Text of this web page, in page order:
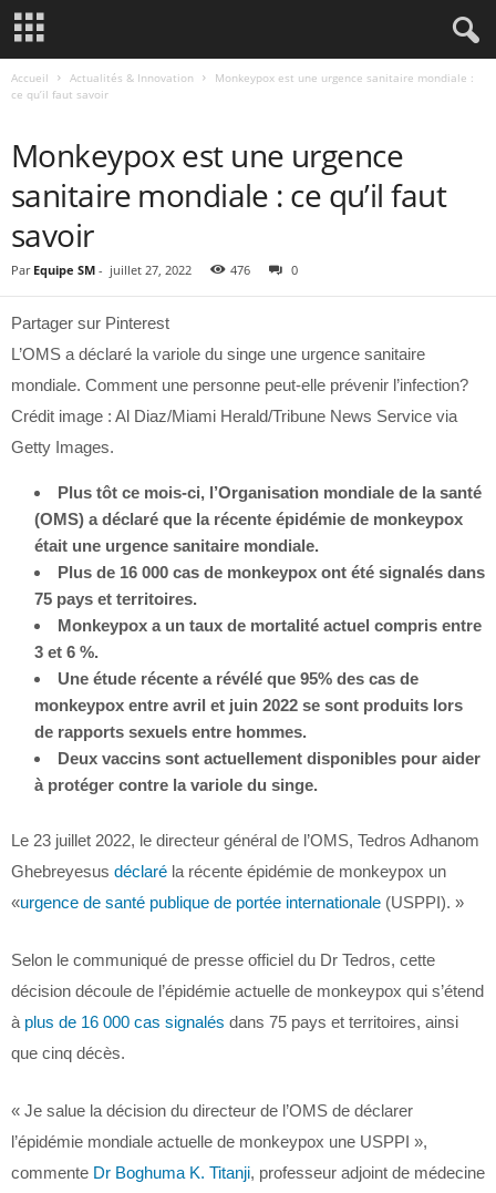
Accueil Actualités & Innovation
Monkeypox est une urgence sanitaire mondiale :
ce qu’il faut savoir
Monkeypox est une urgence
sanitaire mondiale : ce qu’il faut
savoir
Par Equipe SM - juillet 27, 2022 476 0
Partager sur Pinterest
L’OMS a déclaré la variole du singe une urgence sanitaire
mondiale. Comment une personne peut-elle prévenir l’infection?
Crédit image : Al Diaz/Miami Herald/Tribune News Service via
Getty Images.
Plus tôt ce mois-ci, l’Organisation mondiale de la santé
(OMS) a déclaré que la récente épidémie de monkeypox
était une urgence sanitaire mondiale.
Plus de 16 000 cas de monkeypox ont été signalés dans
75 pays et territoires.
Monkeypox a un taux de mortalité actuel compris entre
3 et 6 %.
Une étude récente a révélé que 95% des cas de
monkeypox entre avril et juin 2022 se sont produits lors
de rapports sexuels entre hommes.
Deux vaccins sont actuellement disponibles pour aider
à protéger contre la variole du singe.
Le 23 juillet 2022, le directeur général de l’OMS, Tedros Adhanom
Ghebreyesus déclaré la récente épidémie de monkeypox un
«urgence de santé publique de portée internationale (USPPI). »
Selon le communiqué de presse officiel du Dr Tedros, cette
décision découle de l’épidémie actuelle de monkeypox qui s’étend
à plus de 16 000 cas signalés dans 75 pays et territoires, ainsi
que cinq décès.
« Je salue la décision du directeur de l’OMS de déclarer
l’épidémie mondiale actuelle de monkeypox une USPPI »,
commente Dr Boghuma K. Titanji, professeur adjoint de médecine